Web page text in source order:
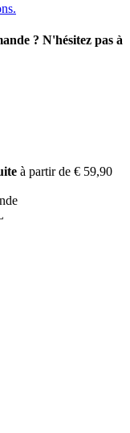
? N'hésitez pas à
à partir de € 59,90